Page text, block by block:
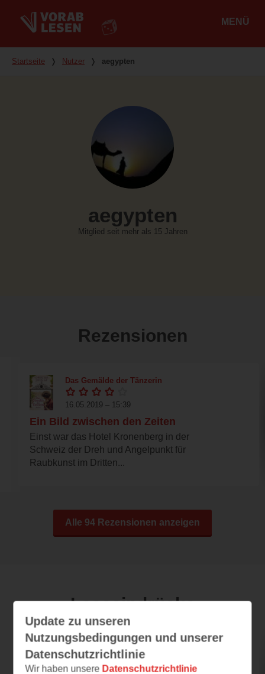
MENÜ
Du bist hier
Startseite ❭ Nutzer ❭ aegypten
aegypten
Mitglied seit mehr als 15 Jahren
Rezensionen
Das Gemälde der Tänzerin
16.05.2019 – 15:39
Ein Bild zwischen den Zeiten
Einst war das Hotel Kronenberg in der
Schweiz der Dreh und Angelpunkt für
Raubkunst im Dritten...
Alle 94 Rezensionen anzeigen
Leseeindrücke
Onkel Dagobert und der Geist der
Weihnacht
Update zu unseren
Nutzungsbedingungen und unserer
Datenschutzrichtlinie
Wir haben unsere Datenschutzrichtlinie